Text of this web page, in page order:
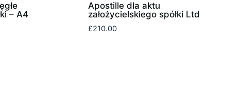
– A4
Apostille dla aktu
założycielskiego spółki Ltd
£210.00